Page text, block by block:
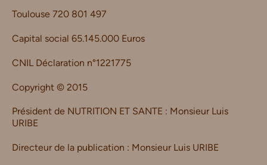
Toulouse 720 801 497
Capital social 65.145.000 Euros
CNIL Déclaration n°1221775
Copyright © 2015
Président de NUTRITION ET SANTE : Monsieur Luis
URIBE
Directeur de la publication : Monsieur Luis URIBE